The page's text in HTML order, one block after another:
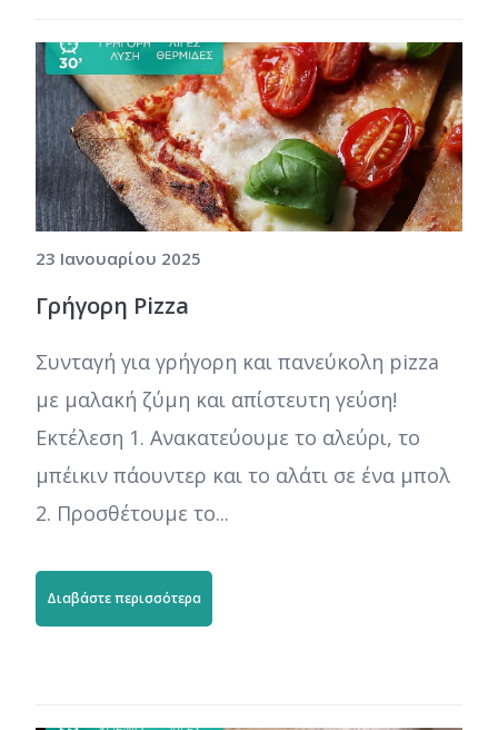
23 Ιανουαρίου 2025
Γρήγορη Pizza
Συνταγή για γρήγορη και πανεύκολη pizza
με μαλακή ζύμη και απίστευτη γεύση!
Εκτέλεση 1. Ανακατεύουμε το αλεύρι, το
μπέικιν πάουντερ και το αλάτι σε ένα μπολ
2. Προσθέτουμε το...
Διαβάστε περισσότερα